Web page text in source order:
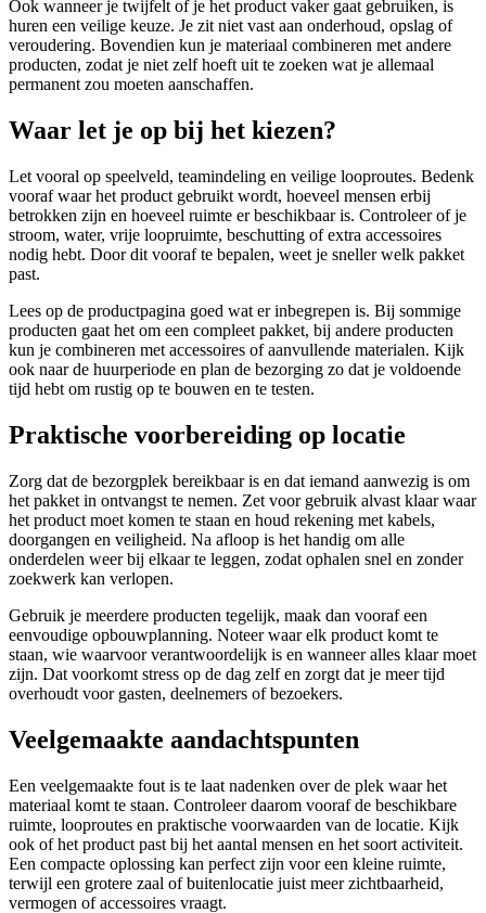
Ook wanneer je twijfelt of je het product vaker gaat gebruiken, is
huren een veilige keuze. Je zit niet vast aan onderhoud, opslag of
veroudering. Bovendien kun je materiaal combineren met andere
producten, zodat je niet zelf hoeft uit te zoeken wat je allemaal
permanent zou moeten aanschaffen.
Waar let je op bij het kiezen?
Let vooral op speelveld, teamindeling en veilige looproutes. Bedenk
vooraf waar het product gebruikt wordt, hoeveel mensen erbij
betrokken zijn en hoeveel ruimte er beschikbaar is. Controleer of je
stroom, water, vrije loopruimte, beschutting of extra accessoires
nodig hebt. Door dit vooraf te bepalen, weet je sneller welk pakket
past.
Lees op de productpagina goed wat er inbegrepen is. Bij sommige
producten gaat het om een compleet pakket, bij andere producten
kun je combineren met accessoires of aanvullende materialen. Kijk
ook naar de huurperiode en plan de bezorging zo dat je voldoende
tijd hebt om rustig op te bouwen en te testen.
Praktische voorbereiding op locatie
Zorg dat de bezorgplek bereikbaar is en dat iemand aanwezig is om
het pakket in ontvangst te nemen. Zet voor gebruik alvast klaar waar
het product moet komen te staan en houd rekening met kabels,
doorgangen en veiligheid. Na afloop is het handig om alle
onderdelen weer bij elkaar te leggen, zodat ophalen snel en zonder
zoekwerk kan verlopen.
Gebruik je meerdere producten tegelijk, maak dan vooraf een
eenvoudige opbouwplanning. Noteer waar elk product komt te
staan, wie waarvoor verantwoordelijk is en wanneer alles klaar moet
zijn. Dat voorkomt stress op de dag zelf en zorgt dat je meer tijd
overhoudt voor gasten, deelnemers of bezoekers.
Veelgemaakte aandachtspunten
Een veelgemaakte fout is te laat nadenken over de plek waar het
materiaal komt te staan. Controleer daarom vooraf de beschikbare
ruimte, looproutes en praktische voorwaarden van de locatie. Kijk
ook of het product past bij het aantal mensen en het soort activiteit.
Een compacte oplossing kan perfect zijn voor een kleine ruimte,
terwijl een grotere zaal of buitenlocatie juist meer zichtbaarheid,
vermogen of accessoires vraagt.